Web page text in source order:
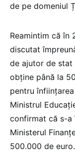
de pe domeniul
Reamintim că în
discutat
de ajutor de stat
obține până la
pentru
Ministrul
confirmat că s-a
Ministerul
500.000 de